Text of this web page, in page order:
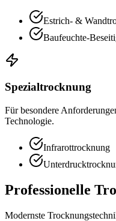
Estrich- &
Baufeuchte-
Spezialtrocknung
Für besondere
Technologie.
Infrarottrocknung
Professionelle
Modernste